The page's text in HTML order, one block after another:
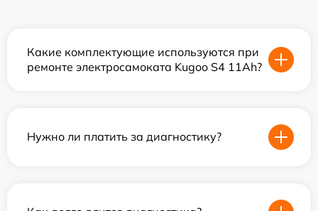
Какие комплектующие используются при
ремонте электросамоката Kugoo S4 11Ah?
Нужно ли платить за диагностику?